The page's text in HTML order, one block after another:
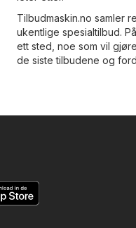
Tilbudmaskin.no samler
ukentlige spesialtilbud.
ett sted, noe som vil
de siste tilbudene og